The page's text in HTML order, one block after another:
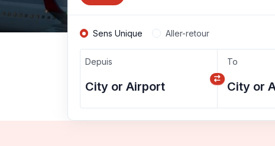
Sens Unique Aller-retour
Depuis To